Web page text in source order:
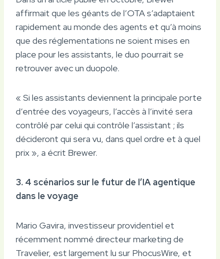
affirmait que les géants de l’OTA s’adaptaient
rapidement au monde des agents et qu’à moins
que des réglementations ne soient mises en
place pour les assistants, le duo pourrait se
retrouver avec un duopole.
« Si les assistants deviennent la principale porte
d’entrée des voyageurs, l’accès à l’invité sera
contrôlé par celui qui contrôle l’assistant ; ils
décideront qui sera vu, dans quel ordre et à quel
prix », a écrit Brewer.
3. 4 scénarios sur le futur de l’IA agentique
dans le voyage
Mario Gavira, investisseur providentiel et
récemment nommé directeur marketing de
Travelier, est largement lu sur PhocusWire, et